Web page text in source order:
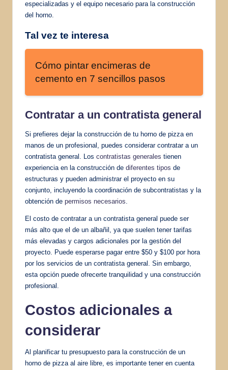
especializadas y el equipo necesario para la construcción
del horno.
Tal vez te interesa
Cómo pintar encimeras de
cemento en 7 sencillos pasos
Contratar a un contratista general
Si prefieres dejar la construcción de tu horno de pizza en
manos de un profesional, puedes considerar contratar a un
contratista general. Los contratistas generales tienen
experiencia en la construcción de diferentes tipos de
estructuras y pueden administrar el proyecto en su
conjunto, incluyendo la coordinación de subcontratistas y la
obtención de permisos necesarios.
El costo de contratar a un contratista general puede ser
más alto que el de un albañil, ya que suelen tener tarifas
más elevadas y cargos adicionales por la gestión del
proyecto. Puede esperarse pagar entre $50 y $100 por hora
por los servicios de un contratista general. Sin embargo,
esta opción puede ofrecerte tranquilidad y una construcción
profesional.
Costos adicionales a
considerar
Al planificar tu presupuesto para la construcción de un
horno de pizza al aire libre, es importante tener en cuenta